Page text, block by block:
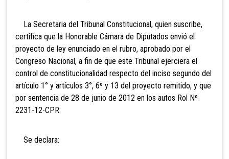
La Secretaria del Tribunal Constitucional, quien suscribe,
certifica que la Honorable Cámara de Diputados envió el
proyecto de ley enunciado en el rubro, aprobado por el
Congreso Nacional, a fin de que este Tribunal ejerciera el
control de constitucionalidad respecto del inciso segundo del
artículo 1° y artículos 3°, 6º y 13 del proyecto remitido, y que
por sentencia de 28 de junio de 2012 en los autos Rol Nº
2231-12-CPR:
Se declara: